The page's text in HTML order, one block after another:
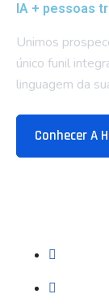
IA + pessoas
Unimos
único funil
linguagem da
Conhecer A